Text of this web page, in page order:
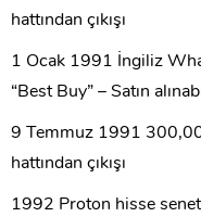
hattından çıkışı
1 Ocak 1991 İngiliz
“Best Buy” – Satın
9 Temmuz 1991
hattından çıkışı
1992 Proton hisse